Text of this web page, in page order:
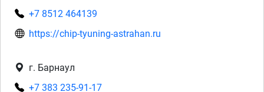
+7 8512 464139
https://chip-tyuning-astrahan.ru
г. Барнаул
+7 383 235-91-17